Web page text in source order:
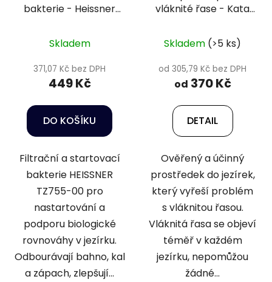
bakterie - Heissner
Skladem
371,07 Kč bez DPH
449 Kč
DO KOŠÍKU
Filtrační a startovací
bakterie HEISSNER
TZ755-00 pro
nastartování a
podporu biologické
rovnováhy v jezírku.
Odbourávají bahno, kal
a zápach, zlepšují...
vláknité řase - Kata
Skladem (>5 ks)
od 305,79 Kč bez DPH
od 370 Kč
DETAIL
Ověřený a účinný
prostředek do jezírek,
který vyřeší problém
s vláknitou řasou.
Vláknitá řasa se objeví
téměř v každém
jezírku, nepomůžou
žádné...